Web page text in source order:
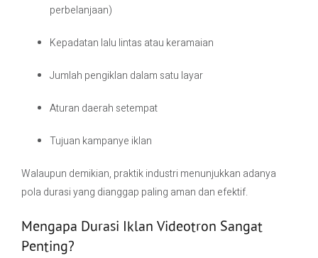
perbelanjaan)
Kepadatan lalu lintas atau keramaian
Jumlah pengiklan dalam satu layar
Aturan daerah setempat
Tujuan kampanye iklan
Walaupun demikian, praktik industri menunjukkan adanya
pola durasi yang dianggap paling aman dan efektif.
Mengapa Durasi Iklan Videotron Sangat
Penting?